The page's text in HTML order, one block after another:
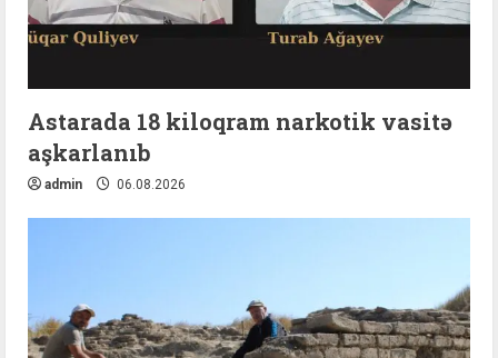
Astarada 18 kiloqram narkotik vasitə
aşkarlanıb
admin 06.08.2026